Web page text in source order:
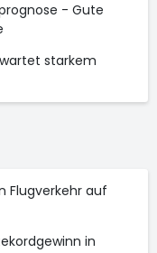
- Gute
starkem
Flugverkehr auf
in